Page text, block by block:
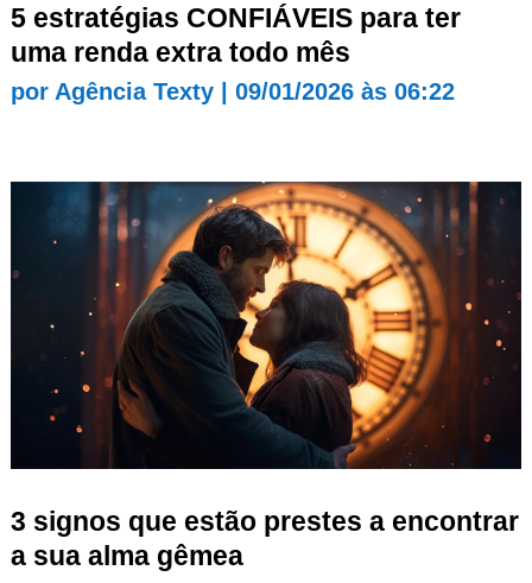
5 estratégias CONFIÁVEIS para ter
uma renda extra todo mês
por Agência Texty| 09/01/2026 às 06:22
3 signos que estão prestes a encontrar
a sua alma gêmea